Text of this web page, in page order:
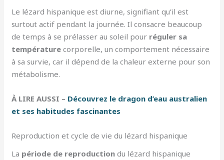
Le lézard hispanique est diurne, signifiant qu’il est
surtout actif pendant la journée. Il consacre beaucoup
de temps à se prélasser au soleil pour réguler sa
température corporelle, un comportement nécessaire
à sa survie, car il dépend de la chaleur externe pour son
métabolisme.
À LIRE AUSSI – Découvrez le dragon d’eau australien
et ses habitudes fascinantes
Reproduction et cycle de vie du lézard hispanique
La période de reproduction du lézard hispanique